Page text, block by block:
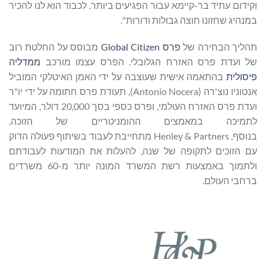
וקידום עתיד בר-קיימא עבור הפגיעים ביותר. לכבוד הוא לנו להכיר
במנהיג שחזונו חוצה גבולות ודורות".
תהליך הבחירה של פרס Global Citizen מבוסס על החלטת רוב
של ועדת פרס האזרח הגלובלי. הפרס עצמו מורכב ממדליה
פיסולית בהתאמה אישית שעוצבה על ידי האמן האיטלקי המוביל
אנטוניו נוצ'רה (Antonio Nocera), תעודת פרס חתומה על ידי יו"ר
ועדת פרס האזרח העולמי, ופרס כספי בסך 20,000 דולר, המיועד
לתמיכה במאמצים ההומניטריים של הזוכה.
בנוסף, Henley & Partners מתחייבת לעבוד בשיתוף פעולה הדוק
עם הזוכים לתקופה של שנה, להעלות את המודעות לעבודתם
ולתמוך באמצעות רשת המשרד המונה יותר מ-60 משרדים
ברחבי העולם.